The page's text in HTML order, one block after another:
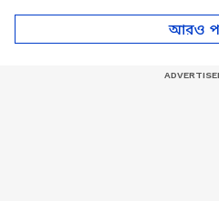
শুভেন্দু
আরও